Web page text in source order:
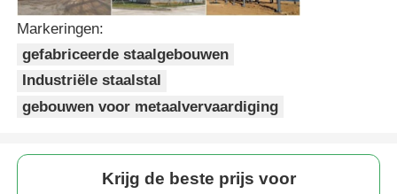
Zware Staalstructuur
Stalen brug
Pluimveestal met stalen structuur
Markeringen:
gefabriceerde staalgebouwen
Industriële staalstal
gebouwen voor metaalvervaardiging
Krijg de beste prijs voor